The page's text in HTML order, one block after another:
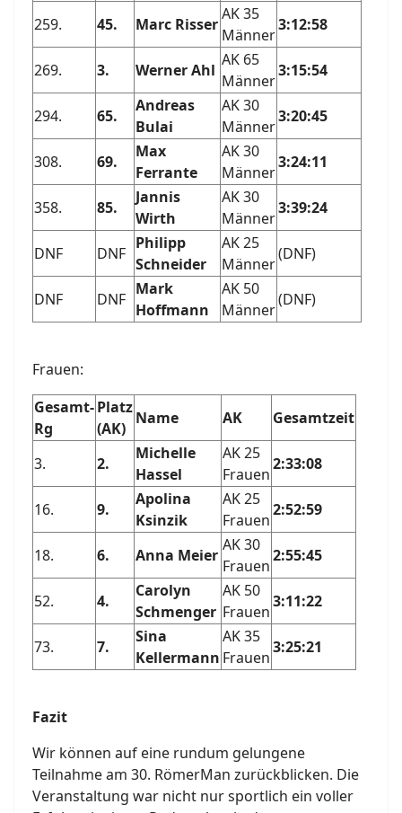
259. 45. Marc Risser
AK 35
Männer
3:12:58
269. 3. Werner Ahl
AK 65
Männer
3:15:54
294. 65.
Andreas
Bulai
AK 30
Männer
3:20:45
308. 69.
Max
Ferrante
AK 30
Männer
3:24:11
358. 85.
Jannis
Wirth
AK 30
Männer
3:39:24
DNF DNF
Philipp
Schneider
AK 25
Männer
(DNF)
DNF DNF
Mark
Hoffmann
AK 50
Männer
(DNF)
Frauen:
Gesamt-
Rg
Platz
(AK)
Name AK Gesamtzeit
3. 2.
Michelle
Hassel
AK 25
Frauen
2:33:08
16. 9.
Apolina
Ksinzik
AK 25
Frauen
2:52:59
18. 6. Anna Meier
AK 30
Frauen
2:55:45
52. 4.
Carolyn
Schmenger
AK 50
Frauen
3:11:22
73. 7.
Sina
Kellermann
AK 35
Frauen
3:25:21
Fazit
Wir können auf eine rundum gelungene
Teilnahme am 30. RömerMan zurückblicken. Die
Veranstaltung war nicht nur sportlich ein voller